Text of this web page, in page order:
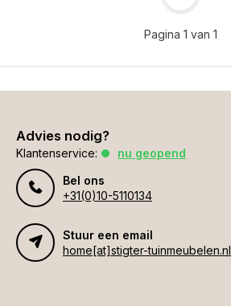
Pagina 1 van 1
Advies nodig?
Klantenservice:
nu geopend
Bel ons
+31(0)10-5110134
Stuur een email
home[at]stigter-tuinmeubelen.nl